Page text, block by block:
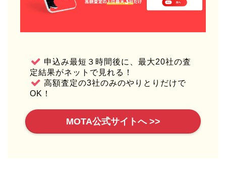
申込み最短３時間後に、最大20社の査
定結果がネットで見れる！
高額査定の3社のみのやりとりだけで
OK！
MOTA公式サイトへ >>